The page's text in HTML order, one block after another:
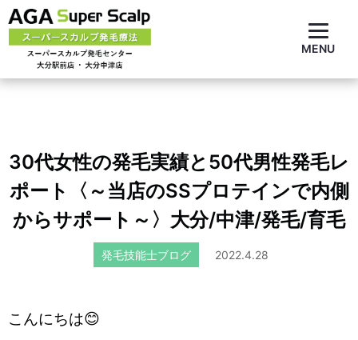
30代女性の発毛実績と50代男性発毛レ
ポート〈～当店のSSプロテインで内側
からサポート～〉大分/中津/発毛/育毛
発毛技能士ブログ 2022.4.28
こんにちは😊
MENU